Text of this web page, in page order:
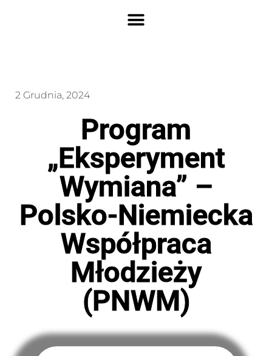
2 Grudnia, 2024
Program
„Eksperyment
Wymiana” –
Polsko-Niemiecka
Współpraca
Młodzieży
(PNWM)